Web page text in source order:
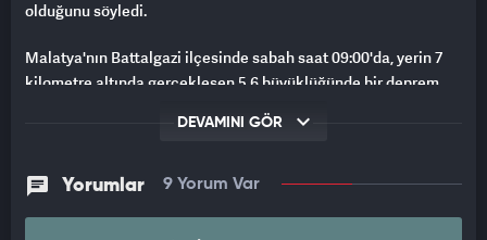
olduğunu söyledi.
Malatya'nın Battalgazi ilçesinde sabah saat 09:00'da, yerin 7
kilometre altında gerçekleşen 5.6 büyüklüğünde bir deprem
hareketliliği değerlendiren Deprem Uzmanı Şükrü Ersoy önemli
Ersoy, depremin meydana geldiği bölgenin harita üzerindeki
DEVAMINI GÖR
Yorumlar 9 Yorum Var